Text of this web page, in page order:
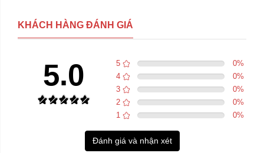
KHÁCH HÀNG ĐÁNH GIÁ
5.0 5 0%
4
0%
3
0%
2
0%
1
0%
Đánh giá và nhận xét